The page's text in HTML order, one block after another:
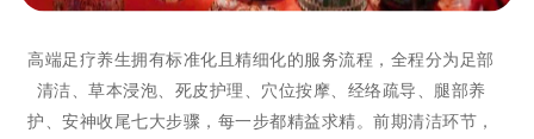
高端足疗养生拥有标准化且精细化的服务流程，全程分为足部
清洁、草本浸泡、死皮护理、穴位按摩、经络疏导、腿部养
护、安神收尾七大步骤，每一步都精益求精。前期清洁环节，